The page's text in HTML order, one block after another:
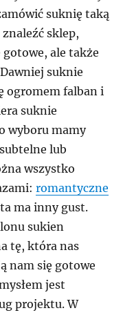
suknię taką
sklep,
ale także
suknie
ogromem falban i
suknie
wyboru mamy
lub
wszystko
romantyczne
ma inny gust.
sukien
tę, która nas
nam się gotowe
jest
projektu. W